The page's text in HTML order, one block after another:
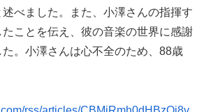
べました。また、小澤さんの指揮す
ことを伝え、彼の音楽の世界に感謝
。小澤さんは心不全のため、88歳